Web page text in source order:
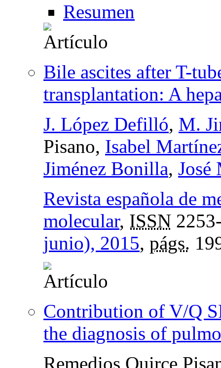
Resumen
Bile ascites after T-
transplantation: A
J. López Defilló, M.
Pisano, Isabel
Jiménez Bonilla, José
Revista española de
molecular, ISSN
junio), 2015, págs.
Contribution of V/Q
the diagnosis of
Remedios Quirce